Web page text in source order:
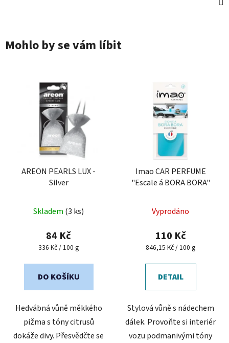
Mohlo by se vám líbit
AREON PEARLS LUX -
Silver
hodnocení
produktu
je
z
Skladem (3 ks)
84 Kč
Měrná
336 Kč / 100 g
DO KOŠÍKU
Hedvábná vůně měkkého
pižma s tóny citrusů
dokáže divy. Přesvědčte se
Imao CAR PERFUME
"Escale á BORA BORA"
hodnocení
produktu
je
z
Vyprodáno
110 Kč
Měrná
846,15 Kč / 100 g
DETAIL
Stylová vůně s nádechem
dálek. Provoňte si interiér
vozu podmanivými tóny